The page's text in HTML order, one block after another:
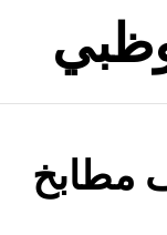
مطابخ